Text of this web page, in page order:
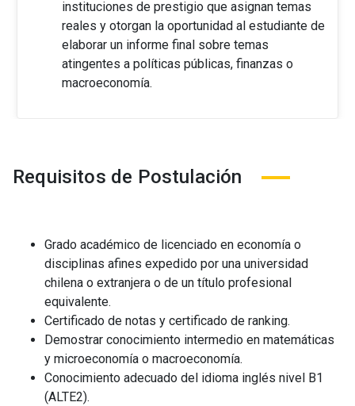
instituciones de prestigio que asignan temas
reales y otorgan la oportunidad al estudiante de
elaborar un informe final sobre temas
atingentes a políticas públicas, finanzas o
macroeconomía.
Requisitos de Postulación
Grado académico de licenciado en economía o
disciplinas afines expedido por una universidad
chilena o extranjera o de un título profesional
equivalente.
Certificado de notas y certificado de ranking.
Demostrar conocimiento intermedio en matemáticas
y microeconomía o macroeconomía.
Conocimiento adecuado del idioma inglés nivel B1
(ALTE2).